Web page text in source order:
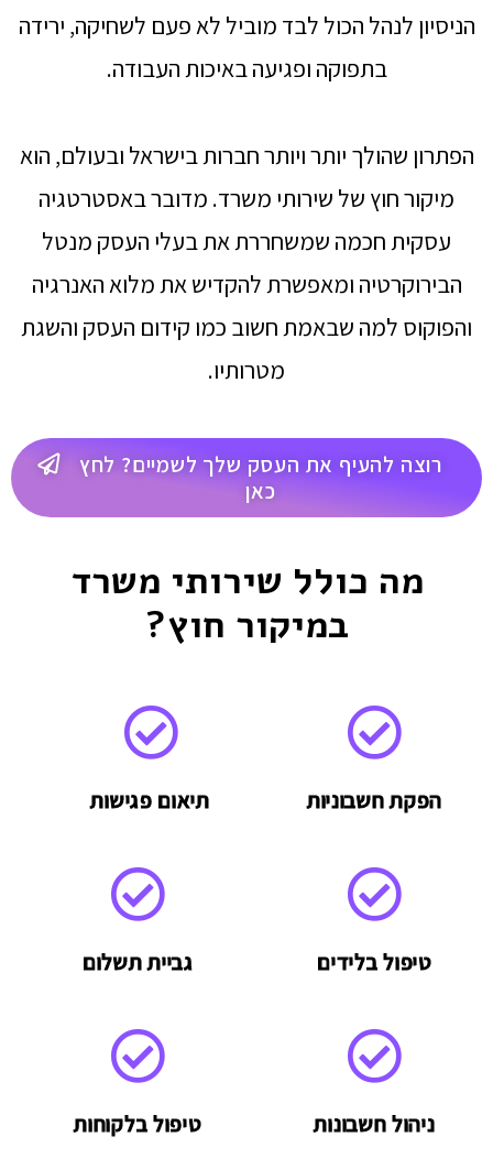
הניסיון לנהל הכול לבד מוביל לא פעם לשחיקה, ירידה
בתפוקה ופגיעה באיכות העבודה.
הפתרון שהולך יותר ויותר חברות בישראל ובעולם, הוא
מיקור חוץ של שירותי משרד. מדובר באסטרטגיה
עסקית חכמה שמשחררת את בעלי העסק מנטל
הבירוקרטיה ומאפשרת להקדיש את מלוא האנרגיה
והפוקוס למה שבאמת חשוב כמו קידום העסק והשגת
מטרותיו.
רוצה להעיף את העסק שלך לשמיים? לחץ
כאן
מה כולל שירותי משרד
במיקור חוץ?
הפקת חשבוניות תיאום פגישות
טיפול בלידים גביית תשלום
ניהול חשבונות טיפול בלקוחות